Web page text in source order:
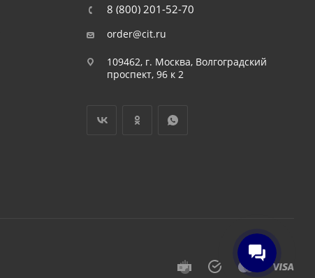
8 (800) 201-52-70
order@cit.ru
109462, г. Москва, Волгоградский
проспект, 96 к 2